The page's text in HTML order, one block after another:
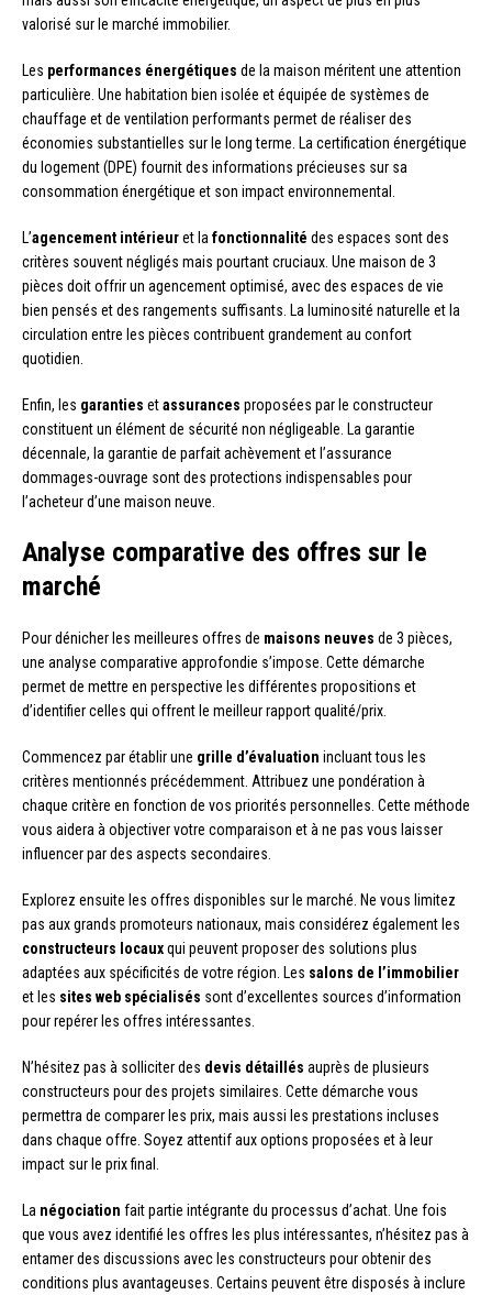
valorisé sur le marché immobilier.
Les performances énergétiques de la maison méritent une attention
particulière. Une habitation bien isolée et équipée de systèmes de
chauffage et de ventilation performants permet de réaliser des
économies substantielles sur le long terme. La certification énergétique
du logement (DPE) fournit des informations précieuses sur sa
consommation énergétique et son impact environnemental.
L’agencement intérieuret lafonctionnalité des espaces sont des
critères souvent négligés mais pourtant cruciaux. Une maison de 3
pièces doit offrir un agencement optimisé, avec des espaces de vie
bien pensés et des rangements suffisants. La luminosité naturelle et la
circulation entre les pièces contribuent grandement au confort
quotidien.
Enfin, les garanties etassurances proposées par le constructeur
constituent un élément de sécurité non négligeable. La garantie
décennale, la garantie de parfait achèvement et l’assurance
dommages-ouvrage sont des protections indispensables pour
l’acheteur d’une maison neuve.
Analyse comparative des offres sur le
marché
Pour dénicher les meilleures offres de maisons neuves de 3 pièces,
une analyse comparative approfondie s’impose. Cette démarche
permet de mettre en perspective les différentes propositions et
d’identifier celles qui offrent le meilleur rapport qualité/prix.
Commencez par établir une grille d’évaluation incluant tous les
critères mentionnés précédemment. Attribuez une pondération à
chaque critère en fonction de vos priorités personnelles. Cette méthode
vous aidera à objectiver votre comparaison et à ne pas vous laisser
influencer par des aspects secondaires.
Explorez ensuite les offres disponibles sur le marché. Ne vous limitez
pas aux grands promoteurs nationaux, mais considérez également les
constructeurs locauxqui peuvent proposer des solutions plus
adaptées aux spécificités de votre région. Les salons de l’immobilier
et les sites web spécialisés sont d’excellentes sources d’information
pour repérer les offres intéressantes.
N’hésitez pas à solliciter des devis détaillés auprès de plusieurs
constructeurs pour des projets similaires. Cette démarche vous
permettra de comparer les prix, mais aussi les prestations incluses
dans chaque offre. Soyez attentif aux options proposées et à leur
impact sur le prix final.
La négociation fait partie intégrante du processus d’achat. Une fois
que vous avez identifié les offres les plus intéressantes, n’hésitez pas à
entamer des discussions avec les constructeurs pour obtenir des
conditions plus avantageuses. Certains peuvent être disposés à inclure